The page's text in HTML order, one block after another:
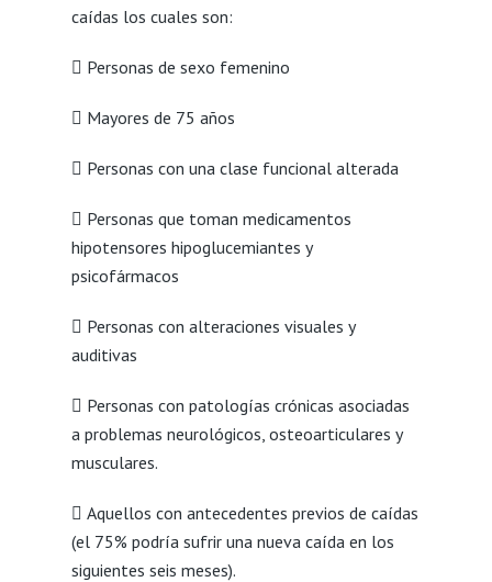
caídas los cuales son:
 Personas de sexo femenino
 Mayores de 75 años
 Personas con una clase funcional alterada
 Personas que toman medicamentos
hipotensores hipoglucemiantes y
psicofármacos
 Personas con alteraciones visuales y
auditivas
 Personas con patologías crónicas asociadas
a problemas neurológicos, osteoarticulares y
musculares.
 Aquellos con antecedentes previos de caídas
(el 75% podría sufrir una nueva caída en los
siguientes seis meses).